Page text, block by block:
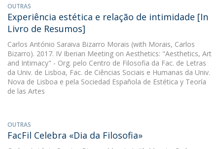
OUTRAS
Experiência estética e relação de intimidade [In
Livro de Resumos]
Carlos António Saraiva Bizarro Morais (with Morais, Carlos
Bizarro). 2017. IV Iberian Meeting on Aesthetics: "Aesthetics, Art
and Intimacy" - Org. pelo Centro de Filosofia da Fac. de Letras
da Univ. de Lisboa, Fac. de Ciências Sociais e Humanas da Univ.
Nova de Lisboa e pela Sociedad Española de Estética y Teoría
de las Artes
OUTRAS
FacFil Celebra «Dia da Filosofia»